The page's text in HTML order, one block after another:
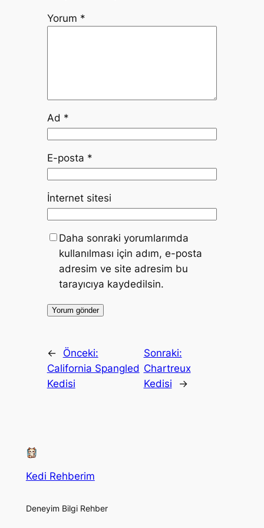
Yorum *
Ad *
E-posta *
İnternet sitesi
Daha sonraki yorumlarımda
kullanılması için adım, e-posta
adresim ve site adresim bu
tarayıcıya kaydedilsin.
←
Önceki:
California Spangled
Kedisi
Sonraki:
Chartreux
Kedisi
→
Kedi Rehberim
Deneyim Bilgi Rehber